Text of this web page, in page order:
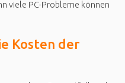
viele PC-Probleme können
Kosten der